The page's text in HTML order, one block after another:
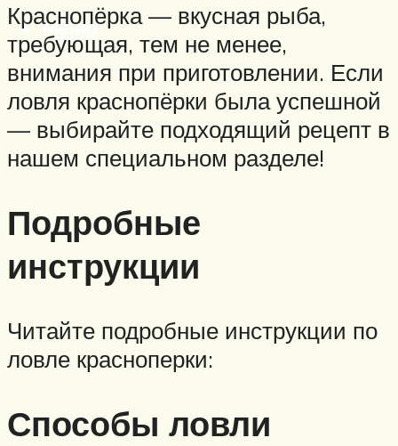
Меню
Краснопёрка — вкусная рыба,
требующая, тем не менее,
внимания при приготовлении. Если
ловля краснопёрки была успешной
— выбирайте подходящий рецепт в
нашем специальном разделе!
Подробные
инструкции
Читайте подробные инструкции по
ловле красноперки:
Способы ловли